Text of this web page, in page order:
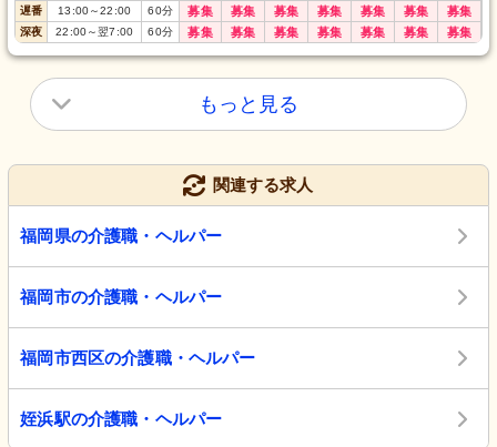
遅番 13:00～22:00 60分 募集 募集 募集 募集 募集 募集 募集
深夜 22:00～翌7:00 60分 募集 募集 募集 募集 募集 募集 募集
もっと見る
関連する求人
福岡県の介護職・ヘルパー
福岡市の介護職・ヘルパー
福岡市西区の介護職・ヘルパー
姪浜駅の介護職・ヘルパー